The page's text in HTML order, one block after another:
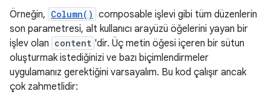
Örneğin, Column() composable işlevi gibi tüm düzenlerin
son parametresi, alt kullanıcı arayüzü öğelerini yayan bir
işlev olan content 'dir. Üç metin öğesi içeren bir sütun
oluşturmak istediğinizi ve bazı biçimlendirmeler
uygulamanız gerektiğini varsayalım. Bu kod çalışır ancak
çok zahmetlidir: